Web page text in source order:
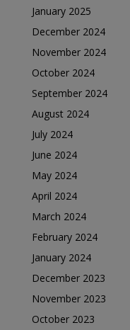
January 2025
December 2024
November 2024
October 2024
September 2024
August 2024
July 2024
June 2024
May 2024
April 2024
March 2024
February 2024
January 2024
December 2023
November 2023
October 2023